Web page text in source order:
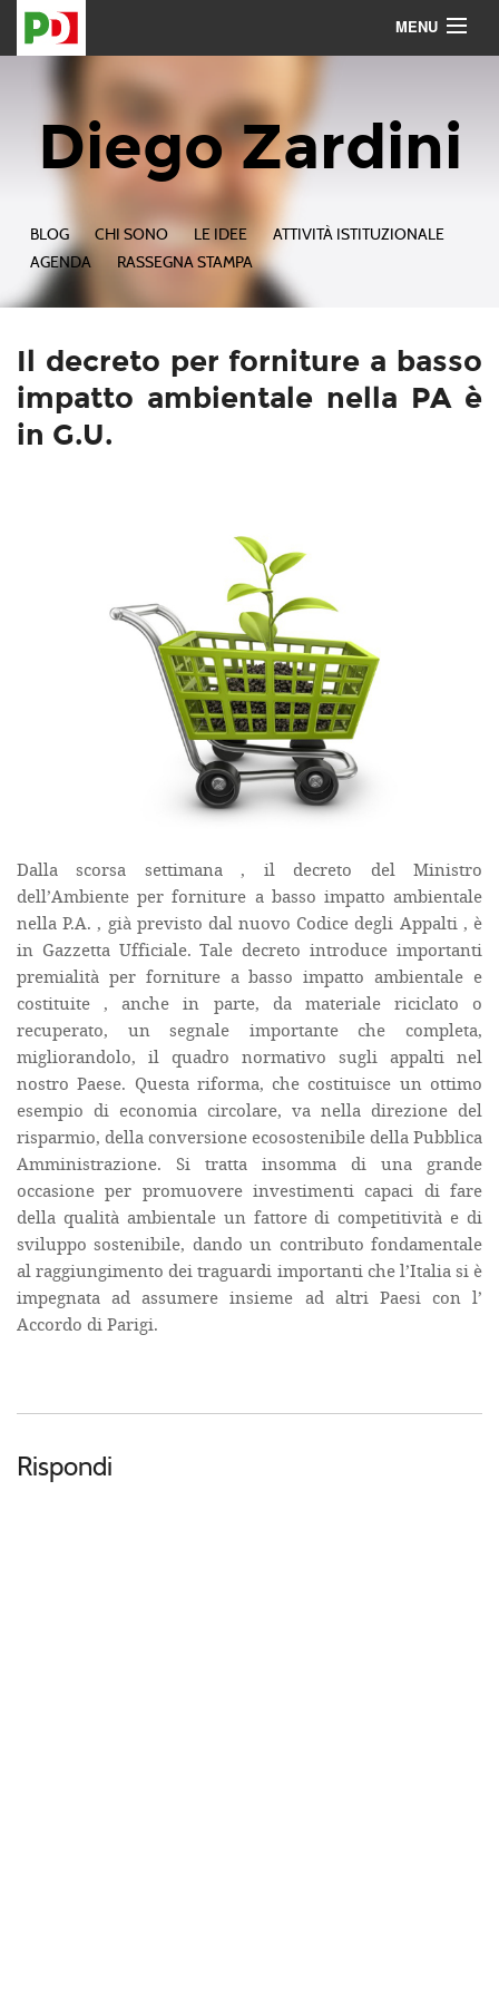
MENU
Diego Zardini
BLOG CHI SONO LE IDEE
ATTIVITÀ ISTITUZIONALE
AGENDA
RASSEGNA STAMPA
Il decreto per forniture a basso
impatto ambientale nella PA è
in G.U.
Dalla scorsa settimana , il decreto del Ministro
dell’Ambiente per forniture a basso impatto ambientale
nella P.A. , già previsto dal nuovo Codice degli Appalti , è
in Gazzetta Ufficiale. Tale decreto introduce importanti
premialità per forniture a basso impatto ambientale e
costituite , anche in parte, da materiale riciclato o
recuperato, un segnale importante che completa,
migliorandolo, il quadro normativo sugli appalti nel
nostro Paese. Questa riforma, che costituisce un ottimo
esempio di economia circolare, va nella direzione del
risparmio, della conversione ecosostenibile della Pubblica
Amministrazione. Si tratta insomma di una grande
occasione per promuovere investimenti capaci di fare
della qualità ambientale un fattore di competitività e di
sviluppo sostenibile, dando un contributo fondamentale
al raggiungimento dei traguardi importanti che l’Italia si è
impegnata ad assumere insieme ad altri Paesi con l’
Accordo di Parigi.
Rispondi